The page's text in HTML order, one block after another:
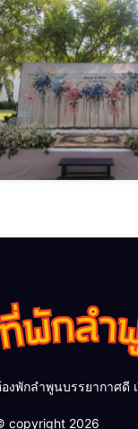
งพักลำพูนบรรยากาศดี
copyright 2026